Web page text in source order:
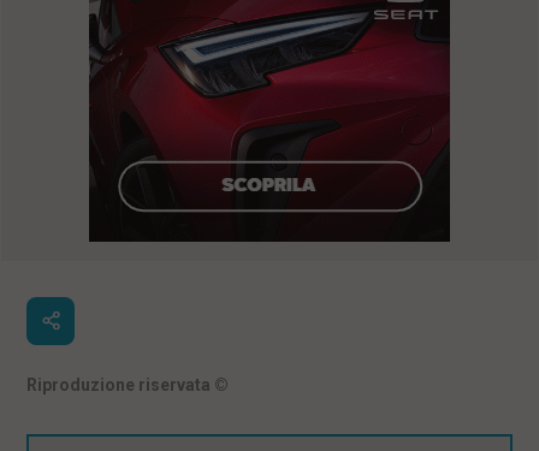
Riproduzione riservata ©